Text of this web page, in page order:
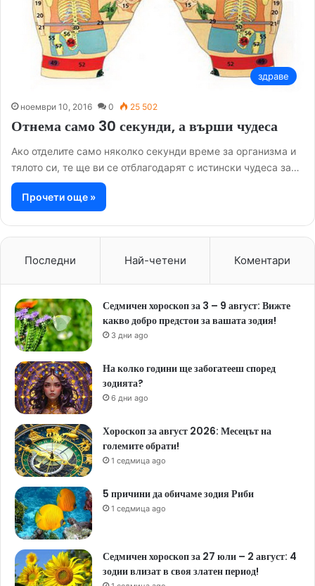
здраве
ноември 10, 2016 0 25 502
Отнема само 30 секунди, а върши чудеса
Ако отделите само няколко секунди време за организма и
тялото си, те ще ви се отблагодарят с истински чудеса за…
Прочети още »
Последни Най-четени Коментари
Седмичен хороскоп за 3 – 9 август: Вижте
какво добро предстои за вашата зодия!
3 дни ago
На колко години ще забогатееш според
зодията?
6 дни ago
Хороскоп за август 2026: Месецът на
големите обрати!
1 седмица ago
5 причини да обичаме зодия Риби
1 седмица ago
Седмичен хороскоп за 27 юли – 2 август: 4
зодии влизат в своя златен период!